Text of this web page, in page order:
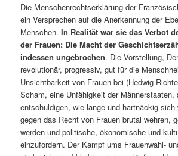
Die Menschenrechtserklärung der
ein Versprechen auf die Anerkennung der
Menschen.In Realität war sie das Verbot
der Frauen: Die Macht der
indessen ungebrochen. Die Vorstellung,
revolutionär, progressiv, gut für die
Unsichtbarkeit von Frauen bei (Hedwig
Scham, eine Unfähigkeit der Männerstaaten,
entschuldigen, wie lange und hartnäckig sich
gegen das Recht von Frauen brutal wehren,
werden und politische, ökonomische und
einzufordern. Der Kampf ums Frauenwahl-